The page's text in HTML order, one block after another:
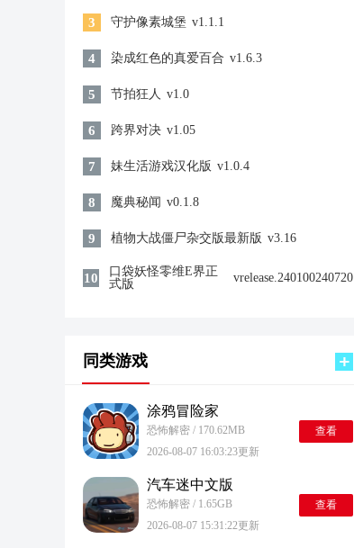
3 守护像素城堡 v1.1.1
4 染成红色的真爱百合 v1.6.3
5 节拍狂人 v1.0
6 跨界对决 v1.05
7 妹生活游戏汉化版 v1.0.4
8 魔典秘闻 v0.1.8
9 植物大战僵尸杂交版最新版 v3.16
10
口袋妖怪零维E界正
式版
vrelease.240100240720
同类游戏
涂鸦冒险家
恐怖解密 / 170.62MB
2026-08-07 16:03:23更新
查看
汽车迷中文版
恐怖解密 / 1.65GB
2026-08-07 15:31:22更新
查看